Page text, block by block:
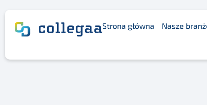
Strona główna Nasze